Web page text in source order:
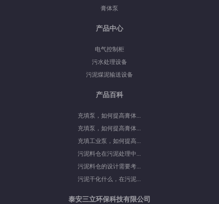
膏体泵
产品中心
电气控制柜
污水处理设备
污泥煤泥输送设备
产品百科
充填泵，如何提高膏体...
充填泵，如何提高膏体...
充填工业泵，如何提高...
污泥料仓在污泥处理中...
污泥料仓的设计需要考...
污泥干化什么，在污泥...
泰安三立环保科技有限公司